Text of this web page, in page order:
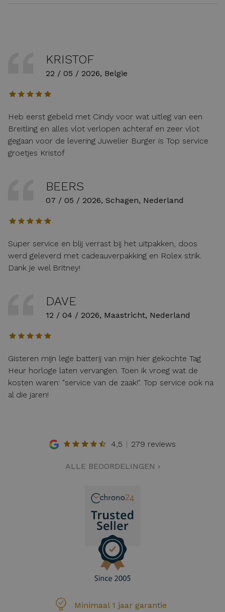
KRISTOF
22 / 05 / 2026, Belgie
Heb eerst gebeld met Cindy voor wat uitleg van een
Breitling en alles vlot verlopen achteraf en zeer vlot
gegaan voor de levering Juwelier Burger is Top service
groetjes Kristof
BEERS
07 / 05 / 2026, Schagen, Nederland
Super service en blij verrast bij het uitpakken, doos
werd geleverd met cadeauverpakking en Rolex strik.
Dank je wel Britney!
DAVE
12 / 04 / 2026, Maastricht, Nederland
Gisteren mijn lege batterij van mijn hier gekochte Tag
Heur horloge laten vervangen. Toen ik vroeg wat de
kosten waren: "service van de zaak!". Top service ook na
al die jaren!
4,5 279 reviews
ALLE BEOORDELINGEN ›
Minimaal 1 jaar garantie